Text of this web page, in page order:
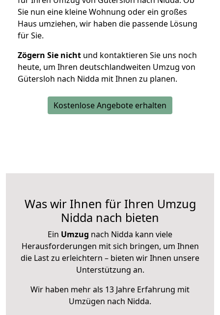
Sie nun eine kleine Wohnung oder ein großes
Haus umziehen, wir haben die passende Lösung
für Sie.
Zögern Sie nicht und kontaktieren Sie uns noch
heute, um Ihren deutschlandweiten Umzug von
Gütersloh nach Nidda mit Ihnen zu planen.
Kostenlose Angebote erhalten
Was wir Ihnen für Ihren Umzug
Nidda nach bieten
Ein Umzug nach Nidda kann viele
Herausforderungen mit sich bringen, um Ihnen
die Last zu erleichtern – bieten wir Ihnen unsere
Unterstützung an.
Wir haben mehr als 13 Jahre Erfahrung mit
Umzügen nach Nidda.